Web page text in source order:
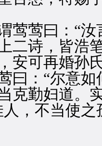
莺曰：“汝
二诗，皆浩
安可再婚孙
曰：“尔意
克勤妇道。
，不当使